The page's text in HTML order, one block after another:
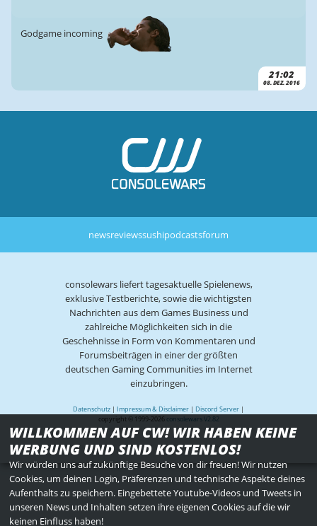
21:02
08. DEZ. 2016
Godgame incoming
newsreviewssushipodcastsforum
consolewars liefert tagesaktuelle Spielenews,
exklusive Testberichte, sowie die wichtigsten
Nachrichten aus dem Games Business und
zahlreiche Möglichkeiten sich in die
Geschehnisse in Form von Kommentaren und
Forumsbeiträgen in einer der größten
deutschen Gaming Communities im Internet
einzubringen.
Datenschutz | Impressum & Disclaimer | Discord Server |
copyright © 1999-2026 consolewars V2.82
WILLKOMMEN AUF CW! WIR HABEN KEINE
WERBUNG UND SIND KOSTENLOS!
Wir würden uns auf zukünftige Besuche von dir freuen! Wir nutzen
Cookies, um deinen Login, Präferenzen und technische Aspekte deines
Aufenthalts zu speichern. Eingebettete Youtube-Videos und Tweets in
unseren News und Inhalten setzen ihre eigenen Cookies auf die wir
keinen Einfluss haben!